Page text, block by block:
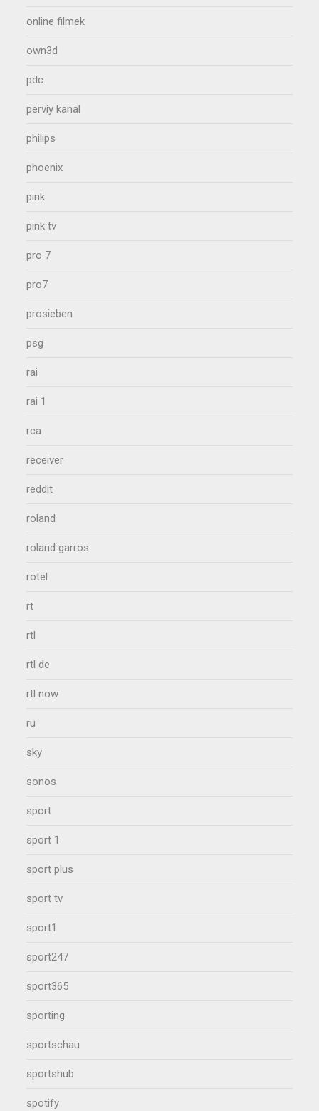
online filmek
own3d
pdc
perviy kanal
philips
phoenix
pink
pink tv
pro 7
pro7
prosieben
psg
rai
rai 1
rca
receiver
reddit
roland
roland garros
rotel
rt
rtl
rtl de
rtl now
ru
sky
sonos
sport
sport 1
sport plus
sport tv
sport1
sport247
sport365
sporting
sportschau
sportshub
spotify